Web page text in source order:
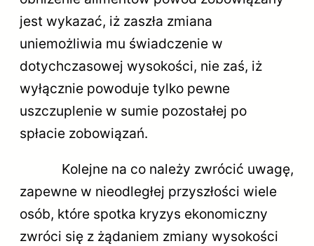
jest wykazać, iż zaszła zmiana
uniemożliwia mu świadczenie w
dotychczasowej wysokości, nie zaś, iż
wyłącznie powoduje tylko pewne
uszczuplenie w sumie pozostałej po
spłacie zobowiązań.
Kolejne na co należy zwrócić uwagę,
zapewne w nieodległej przyszłości wiele
osób, które spotka kryzys ekonomiczny
zwróci się z żądaniem zmiany wysokości